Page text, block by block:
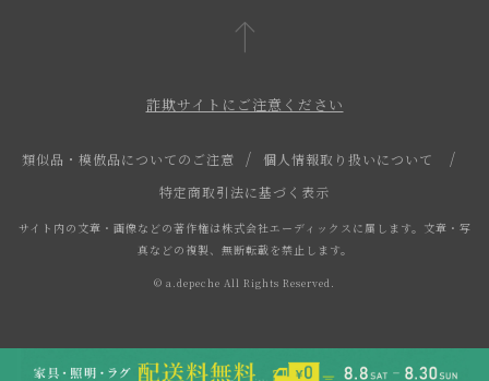
詐欺サイトにご注意ください
類似品・模倣品についてのご注意
個人情報取り扱いについて
特定商取引法に基づく表示
サイト内の文章・画像などの著作権は株式会社エーディックスに属します。文章・写
真などの複製、無断転載を禁止します。
© a.depeche All Rights Reserved.